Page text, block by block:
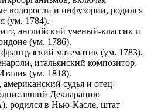
водоросли и инфузории, родился
(ум. 1784).
английский ученый-классик и
(ум. 1786).
математик (ум. 1783).
итальянский композитор,
(ум. 1818).
судья и отец-
Декларацию
родился в Нью-Касле, штат